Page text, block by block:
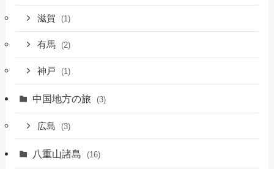
滋賀 (1)
有馬 (2)
神戸 (1)
中国地方の旅 (3)
広島 (3)
八重山諸島 (16)